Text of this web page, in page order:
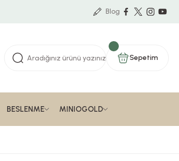
Blog
Sepetim
BESLENME MINIOGOLD